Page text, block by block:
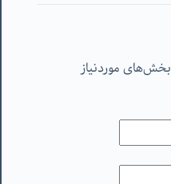
بخش‌های موردنیاز